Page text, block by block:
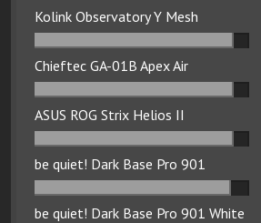
Kolink Observatory Y Mesh
Chieftec GA-01B Apex Air
ASUS ROG Strix Helios II
be quiet! Dark Base Pro 901
be quiet! Dark Base Pro 901 White